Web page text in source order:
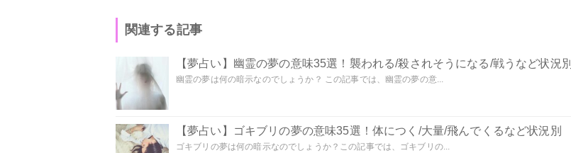
関連する記事
【夢占い】幽霊の夢の意味35選！襲われる/殺されそうになる/戦うなど状況別
幽霊の夢は何の暗示なのでしょうか？ この記事では、幽霊の夢の意...
【夢占い】ゴキブリの夢の意味35選！体につく/大量/飛んでくるなど状況別
ゴキブリの夢は何の暗示なのでしょうか？この記事では、ゴキブリの...